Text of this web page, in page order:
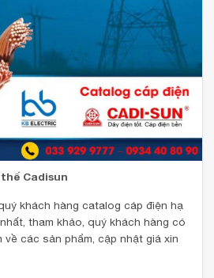
Cadisun
khách hàng catalog cáp điện hạ
tham khảo, quý khách hàng có
các sản phẩm, cập nhật giá xin